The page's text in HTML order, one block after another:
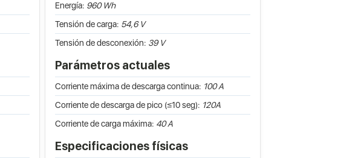
Energía: 960 Wh
Tensión de carga: 54,6 V
Tensión de desconexión: 39 V
Parámetros actuales
Corriente máxima de descarga continua: 100 A
Corriente de descarga de pico (≤10 seg): 120A
Corriente de carga máxima: 40 A
Especificaciones físicas